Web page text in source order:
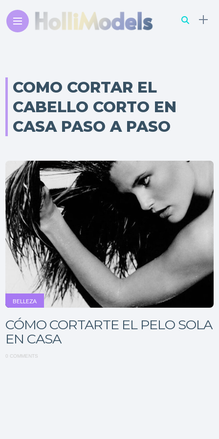
COMO CORTAR EL
CABELLO CORTO EN
CASA PASO A PASO
BELLEZA
CÓMO CORTARTE EL PELO SOLA
EN CASA
0 COMMENTS